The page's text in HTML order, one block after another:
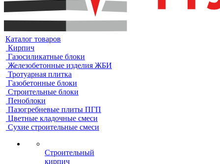
Каталог товаров
Кирпич
Газосиликатные блоки
Железобетонные изделия ЖБИ
Тротуарная плитка
Газобетонные блоки
Строительные блоки
Пеноблоки
Пазогребневые плиты ПГП
Цветные кладочные смеси
Сухие строительные смеси
Строительный
кирпич